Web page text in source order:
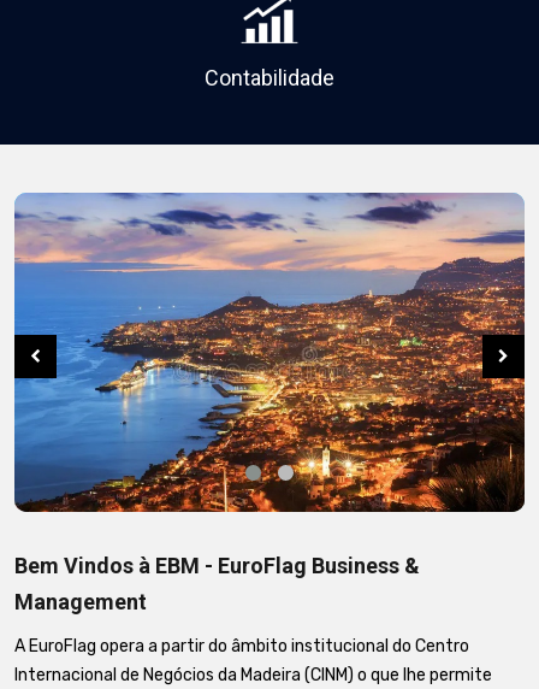
Contabilidade
Bem Vindos à EBM - EuroFlag Business &
Management
A EuroFlag opera a partir do âmbito institucional do Centro
Internacional de Negócios da Madeira (CINM) o que lhe permite